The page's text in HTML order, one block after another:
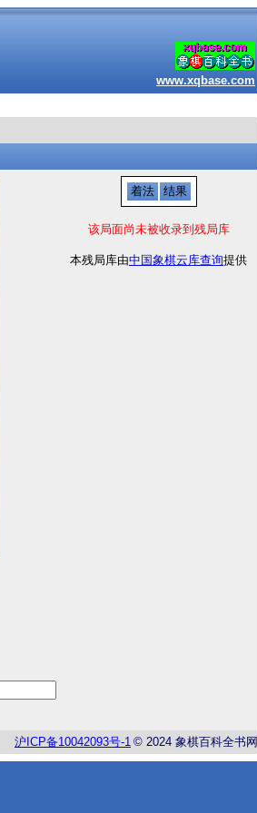
www.xqbase.com
着法 结果
该局面尚未被收录到残局库
本残局库由中国象棋云库查询提供
沪 ICP备10042093号-1 © 2024 象棋百科全书网